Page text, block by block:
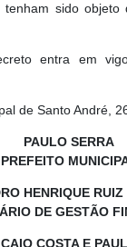
sido objeto
entra em
de Santo André,
PAULO SERRA
PREFEITO
HENRIQUE RUIZ
DE GESTÃO
CAIO COSTA E